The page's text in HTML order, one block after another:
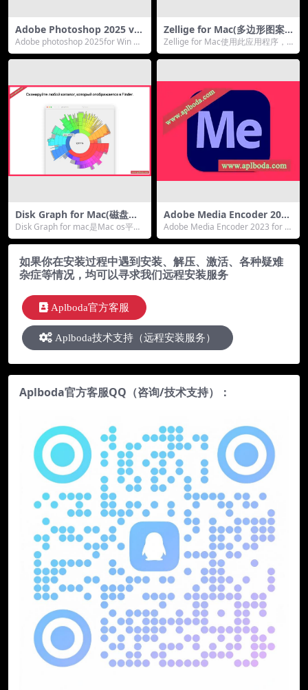
Adobe Photoshop 2025 v2
6.9.0 for Mac PS2025 中文最
新版下载
Adobe photoshop 2025for Win 预
激活离线安装程序是世界...
Zellige for Mac(多边形图案
设计软件)v2.8
Zellige for Mac使用此应用程序，
您将能够创建新的马赛克设计并从
传统...
Disk Graph for Mac(磁盘空
间分析工具)v3.1激活版
Disk Graph for mac是Mac os平台
上的一款帮助用户检测自己的...
Adobe Media Encoder 2023
for win(ME 2023)v23.3中文
版
Adobe Media Encoder 2023 for wi
n 是您处理媒体的...
如果你在安装过程中遇到安装、解压、激活、各种疑难
杂症等情况，均可以寻求我们远程安装服务
Aplboda官方客服
Aplboda技术支持（远程安装服务）
Aplboda官方客服QQ（咨询/技术支持）：